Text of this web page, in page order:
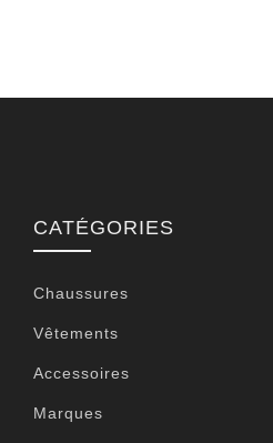
CATÉGORIES
Chaussures
Vêtements
Accessoires
Marques